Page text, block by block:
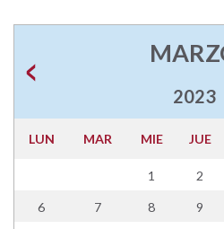
2023
LUN MAR MIE JUE
1 2
6 7 8 9